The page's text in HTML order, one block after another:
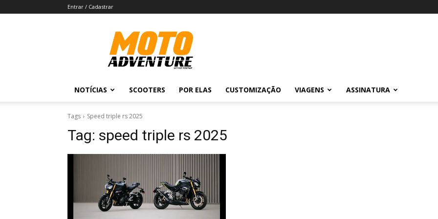
Entrar / Cadastrar
Revista
Moto
Adventure
NOTÍCIAS SCOOTERS POR ELAS CUSTOMIZAÇÃO VIAGENS ASSINATURA
Tags Speed triple rs 2025
Tag: speed triple rs 2025